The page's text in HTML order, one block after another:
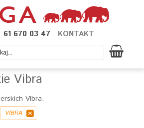
61 670 03 47 KONTAKT
Vibra
Vibra.
VIBRA